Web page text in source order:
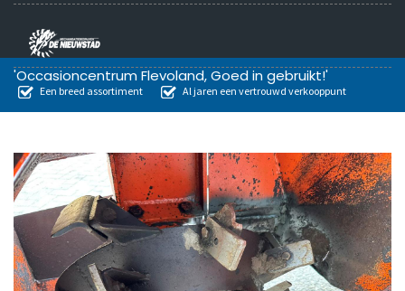
'Occasioncentrum Flevoland, Goed in gebruikt!'
Een breed assortiment Al jaren een vertrouwd verkooppunt